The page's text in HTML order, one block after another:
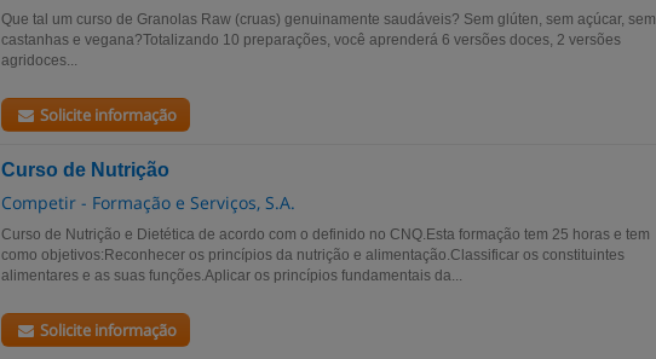
Que tal um curso de Granolas Raw (cruas) genuinamente saudáveis? Sem glúten, sem açúcar, sem
castanhas e vegana?Totalizando 10 preparações, você aprenderá 6 versões doces, 2 versões
agridoces...
Solicite informação
Curso de Nutrição
Competir - Formação e Serviços, S.A.
Curso de Nutrição e Dietética de acordo com o definido no CNQ.Esta formação tem 25 horas e tem
como objetivos:Reconhecer os princípios da nutrição e alimentação.Classificar os constituintes
alimentares e as suas funções.Aplicar os princípios fundamentais da...
Solicite informação